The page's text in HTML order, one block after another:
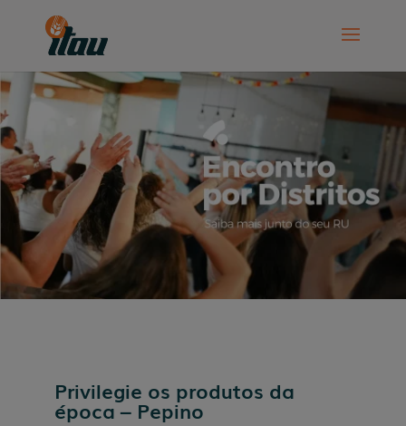
Privilegie os produtos da
época – Pepino